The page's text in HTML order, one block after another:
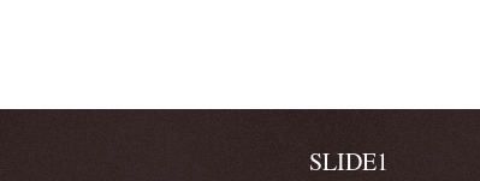
SLIDE1